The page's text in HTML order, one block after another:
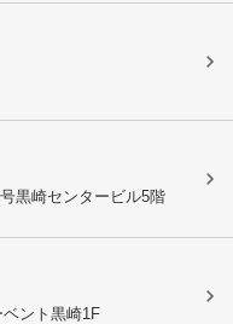
黒崎センタービル5階
ント黒崎1F